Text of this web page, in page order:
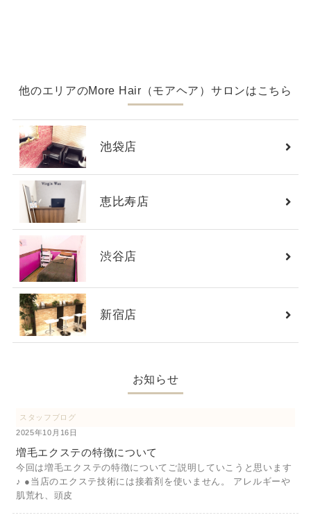
他のエリアのMore Hair（モアヘア）サロンはこちら
池袋店
恵比寿店
渋谷店
新宿店
お知らせ
スタッフブログ
2025年10月16日
増毛エクステの特徴について
今回は増毛エクステの特徴についてご説明していこうと思います
♪ ●当店のエクステ技術には接着剤を使いません。 アレルギーや
肌荒れ、頭皮